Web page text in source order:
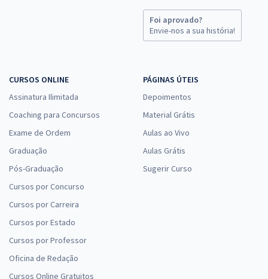
Foi aprovado?
Envie-nos a sua história!
CURSOS ONLINE
Assinatura Ilimitada
Coaching para Concursos
Exame de Ordem
Graduação
Pós-Graduação
Cursos por Concurso
Cursos por Carreira
Cursos por Estado
Cursos por Professor
Oficina de Redação
Cursos Online Gratuitos
PÁGINAS ÚTEIS
Depoimentos
Material Grátis
Aulas ao Vivo
Aulas Grátis
Sugerir Curso